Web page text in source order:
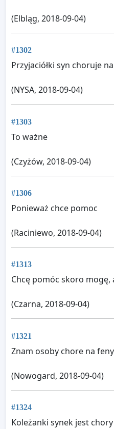
(Elbląg, 2018-09-04)
#1302
Przyjaciółki syn choruje
(NYSA, 2018-09-04)
#1303
To ważne
(Czyżów, 2018-09-04)
#1306
Ponieważ chce pomoc
(Raciniewo, 2018-09-04)
#1313
Chcę pomóc skoro mogę,
(Czarna, 2018-09-04)
#1321
Znam osoby chore na
(Nowogard, 2018-09-04)
#1324
Koleżanki synek jest